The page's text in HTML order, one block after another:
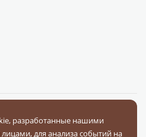
Отзывы
Вопрос-ответ
разработанные нашими
для анализа событий на